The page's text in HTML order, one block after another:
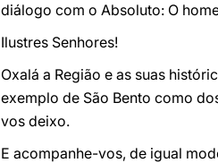
diálogo com o Absoluto: O
Ilustres Senhores!
Oxalá a Região e as suas
exemplo de São Bento como
vos deixo.
E acompanhe-vos, de igual